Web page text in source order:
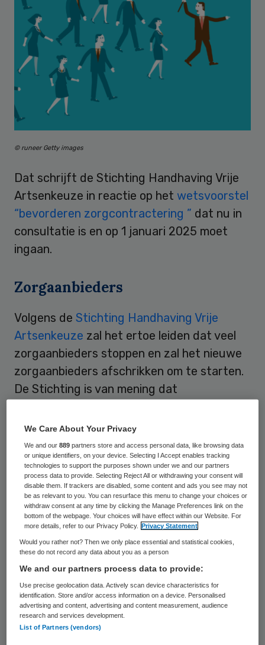
© runeer Getty images
Dat schrijft de Stichting Handhaving Vrije
Artsenkeuze in reactie op het wetsvoorstel
“bevorderen zorgcontractering ” dat nu in
consultatie is en op 1 januari 2025 moet
ingaan.
Zorgaanbieders
Volgens de Stichting Handhaving Vrije
Artsenkeuze zal het ertoe leiden dat veel
zorgaanbieders stoppen en zal het nieuwe
zorgaanbieders afschrikken om te starten.
De Stichting is van mening dat
hun zorgplicht en dit wetsvoorstel zou hun
falen legitimeren. “Juist nu, met derecente
arresten van de Hoge Raad, het moment
daar is dat zorgverzekeraars in beweging
moeten komen en serieus invulling moeten
gaan geven aan het hinderpaalcriterium,
komt er een wetsvoorstel dat
zorgverzekeraars juist weer meer ruimte
gaat geven. De lobby van zorgverzekeraars
is niet vaak zó zichtbaar geweest.”
Hinderpaalcriterium
We Care About Your Privacy
We and our889 partners store and access personal data, like browsing data
or unique identifiers, on your device. Selecting I Accept enables tracking
technologies to support the purposes shown under we and our partners
process data to provide. Selecting Reject All or withdrawing your consent will
disable them. If trackers are disabled, some content and ads you see may not
be as relevant to you. You can resurface this menu to change your choices or
withdraw consent at any time by clicking the Manage Preferences link on the
bottom of the webpage. Your choices will have effect within our Website. For
more details, refer to our Privacy Policy.
Privacy Statement
Would you rather not? Then we only place essential and statistical cookies,
these do not record any data about you as a person
We and our partners process data to provide:
Use precise geolocation data. Actively scan device characteristics for
identification. Store and/or access information on a device. Personalised
advertising and content, advertising and content measurement, audience
research and services development.
List of Partners (vendors)